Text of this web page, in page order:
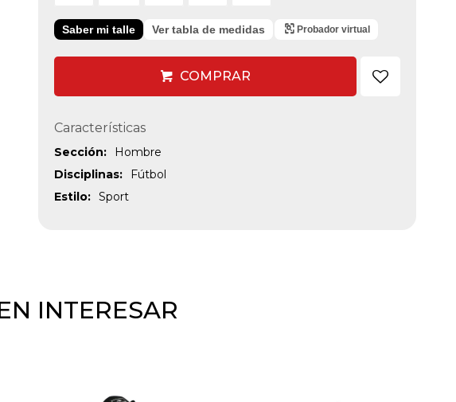
Saber mi talle Ver tabla de medidas Probador virtual
COMPRAR
Características
Sección
Hombre
Disciplinas
Fútbol
Estilo
Sport
INTERESAR